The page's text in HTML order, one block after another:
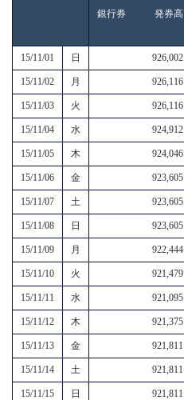
銀行券 発券高
15/11/01 日 926,002
15/11/02 月 926,116
15/11/03 火 926,116
15/11/04 水 924,912
15/11/05 木 924,046
15/11/06 金 923,605
15/11/07 土 923,605
15/11/08 日 923,605
15/11/09 月 922,444
15/11/10 火 921,479
15/11/11 水 921,095
15/11/12 木 921,375
15/11/13 金 921,811
15/11/14 土 921,811
15/11/15 日 921,811